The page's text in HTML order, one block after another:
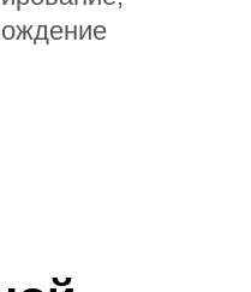
в